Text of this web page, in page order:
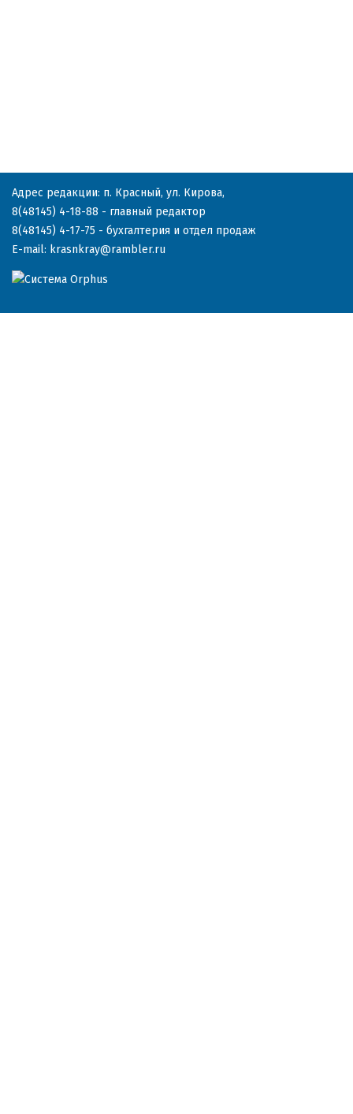
Адрес редакции: п. Красный, ул. Кирова,
8(48145) 4-18-88 - главный редактор
8(48145) 4-17-75 - бухгалтерия и отдел продаж
E-mail: krasnkray@rambler.ru